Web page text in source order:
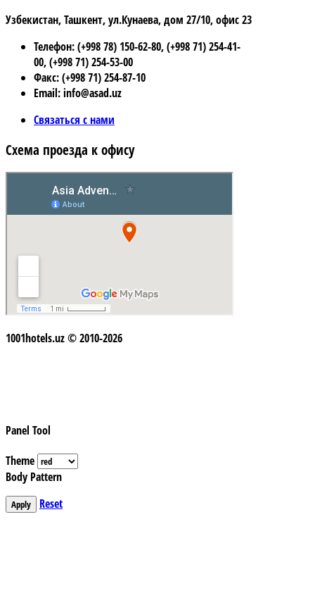
Узбекистан, Ташкент, ул.Кунаева, дом 27/10, офис 23
Телефон: (+998 78) 150-62-80, (+998 71) 254-41-
00, (+998 71) 254-53-00
Факс: (+998 71) 254-87-10
Email: info@asad.uz
Связаться с нами
Схема проезда к офису
1001hotels.uz © 2010-2026
Panel Tool
Theme
Body Pattern
Apply Reset